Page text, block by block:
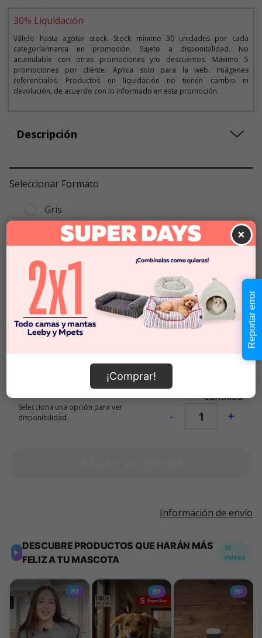
30% Liquidación
Válido hasta agotar stock. Stock mínimo 30 unidades por cada
categoría/marca en promoción. Sujeto a disponibilidad. No
acumulable con otras promociones y/o descuentos. Máximo 5
promociones por cliente. Aplica solo para la web. Imágenes
referenciales. Productos en liquidación no tienen cambio ni
devolución, de acuerdo con lo informado en esta promoción.
Descripción
Seleccionar Formato
Gris
Vino tinto
Seleccionar Talla
Talla S
Talla M
Cantidad:
- +
$54.990
Selecciona una opción para ver
disponibilidad
Información de envío
×
¡Comprar!
Reportar error